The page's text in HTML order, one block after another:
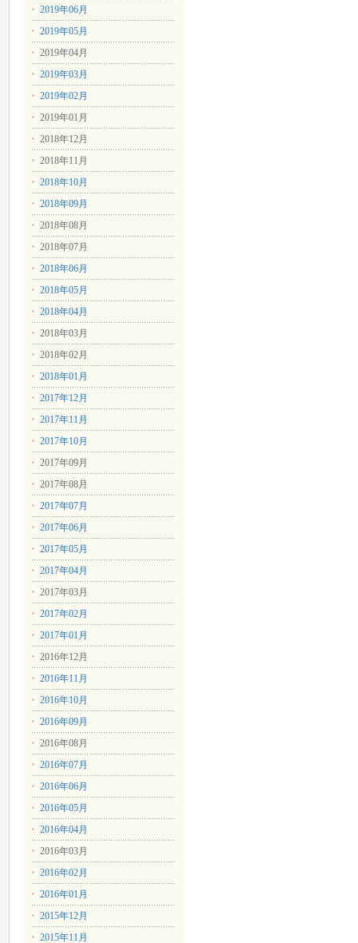
2019年06月
2019年05月
2019年04月
2019年03月
2019年02月
2019年01月
2018年12月
2018年11月
2018年10月
2018年09月
2018年08月
2018年07月
2018年06月
2018年05月
2018年04月
2018年03月
2018年02月
2018年01月
2017年12月
2017年11月
2017年10月
2017年09月
2017年08月
2017年07月
2017年06月
2017年05月
2017年04月
2017年03月
2017年02月
2017年01月
2016年12月
2016年11月
2016年10月
2016年09月
2016年08月
2016年07月
2016年06月
2016年05月
2016年04月
2016年03月
2016年02月
2016年01月
2015年12月
2015年11月